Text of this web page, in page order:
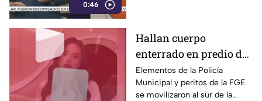
0:46
Hallan cuerpo
enterrado en predio de
la colonia División del
Norte en Chihuahua
Elementos de la Policía
Municipal y peritos de la FGE
se movilizaron al sur de la